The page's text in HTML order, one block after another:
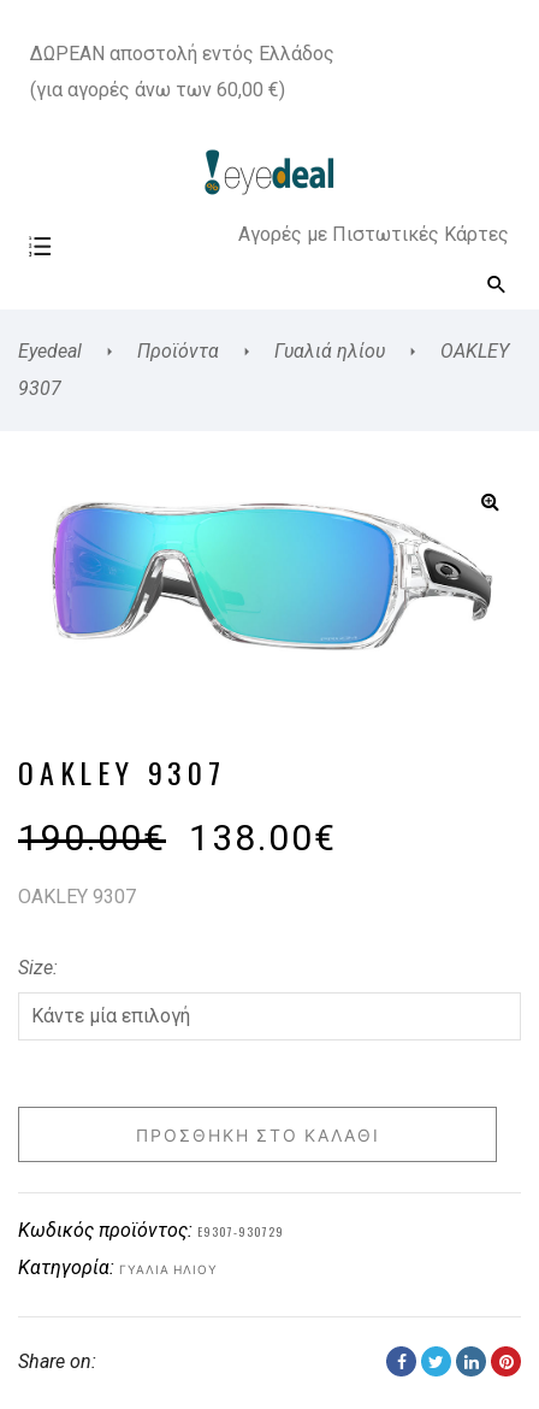
ΔΩΡΕΑΝ αποστολή εντός Ελλάδος
(για αγορές άνω των 60,00 €)
Αγορές με Πιστωτικές Κάρτες
Eyedeal Προϊόντα Γυαλιά ηλίου
OAKLEY
9307
OAKLEY 9307
190.00€ 138.00€
OAKLEY 9307
Size
ΠΡΟΣΘΉΚΗ ΣΤΟ ΚΑΛΆΘΙ
Κωδικός προϊόντος: E9307-930729
Κατηγορία: ΓΥΑΛΙΆ ΗΛΊΟΥ
Share on: